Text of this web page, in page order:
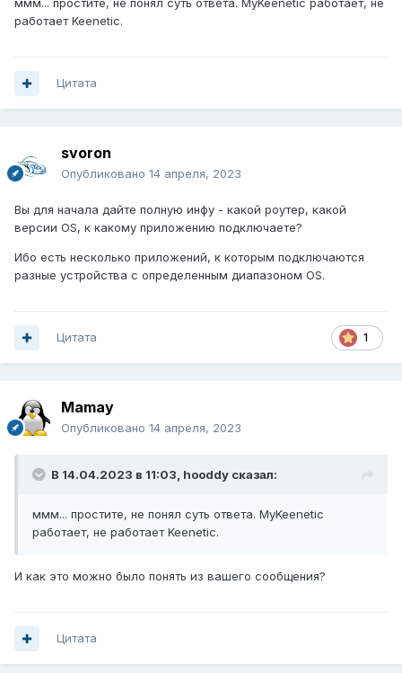
ммм... простите, не понял суть ответа. MyKeenetic работает, не
работает Keenetic.
Цитата
svoron
Опубликовано 14 апреля, 2023
Вы для начала дайте полную инфу - какой роутер, какой
версии OS, к какому приложению подключаете?
Ибо есть несколько приложений, к которым подключаются
разные устройства с определенным диапазоном OS.
1
Цитата
Mamay
Опубликовано 14 апреля, 2023
В 14.04.2023 в 11:03, hooddy сказал:
ммм... простите, не понял суть ответа. MyKeenetic
работает, не работает Keenetic.
И как это можно было понять из вашего сообщения?
Цитата